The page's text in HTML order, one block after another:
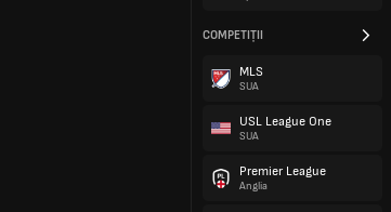
COMPETIȚII
MLS
SUA
USL League One
SUA
Premier League
Anglia